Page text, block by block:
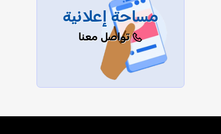
مساحة إعلانية
تواصل معنا